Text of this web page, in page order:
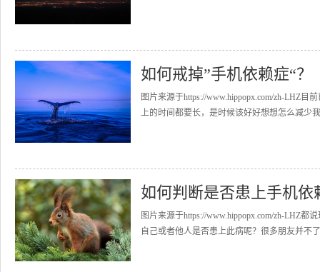
如何戒掉”手机依赖症“？
图片来源于https://www.hippopx.com/zh-LHZ
上的时间都要长，是时候该好好想想怎么减少
如何判断是否患上手机依
图片来源于https://www.hippopx.com/zh-LHZ
自己或者他人是否患上此病呢？很多朋友并不